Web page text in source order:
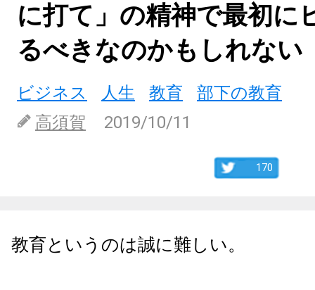
に打て」の精神で最初に
るべきなのかもしれない
ビジネス 人生 教育
部下の教育
高須賀
2019/10/11
170
教育というのは誠に難しい。